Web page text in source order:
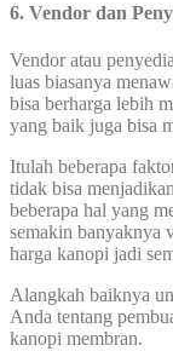
6. Vendor dan
Vendor atau
luas biasanya
bisa berharga lebih
yang baik juga bisa
Itulah beberapa
tidak bisa
beberapa hal yang
semakin banyaknya
harga kanopi jadi
Alangkah baiknya
Anda tentang
kanopi membran.